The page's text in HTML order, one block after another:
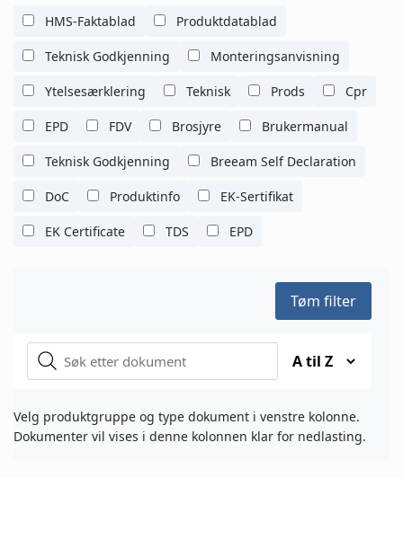
HMS-Faktablad Produktdatablad
Teknisk Godkjenning Monteringsanvisning
Ytelsesærklering Teknisk Prods Cpr
EPD FDV Brosjyre Brukermanual
Teknisk Godkjenning Breeam Self Declaration
DoC Produktinfo EK-Sertifikat
EK Certificate TDS EPD
Tøm filter
Velg produktgruppe og type dokument i venstre kolonne.
Dokumenter vil vises i denne kolonnen klar for nedlasting.